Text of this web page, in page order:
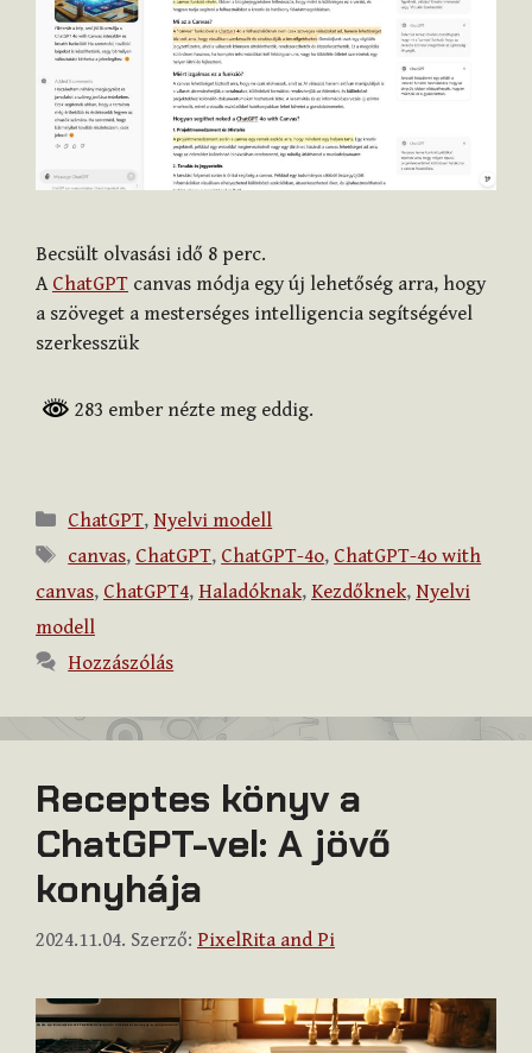
Becsült olvasási idő 8 perc.
A ChatGPT canvas módja egy új lehetőség arra, hogy
a szöveget a mesterséges intelligencia segítségével
szerkesszük
283 ember nézte meg eddig.
Kategória
ChatGPT, Nyelvi modell
Címkék
canvas, ChatGPT, ChatGPT-4o, ChatGPT-4o with
canvas, ChatGPT4, Haladóknak, Kezdőknek, Nyelvi
modell
Hozzászólás
Receptes könyv a
ChatGPT-vel: A jövő
konyhája
2024.11.04. Szerző: PixelRita and Pi